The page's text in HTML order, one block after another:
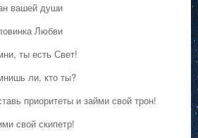
вашей души
Любви
ты есть Свет!
ли, кто ты?
приоритеты и займи свой трон!
свой скипетр!